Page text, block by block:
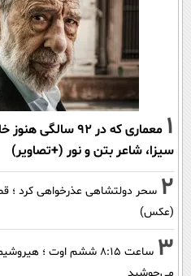
1
معماری که در 92
سیزا، شاعر بتن و نور (+تصاویر)
2 سحر دولتشاهی عذرخواهی کرد ؛
(عکس)
3
ساعت ۸:۱۵ ششم اوت ؛